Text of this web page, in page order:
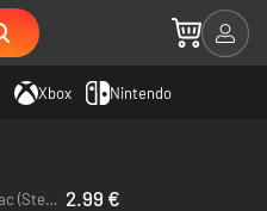
Xbox Nintendo
Gorogoa - PC & Mac (Steam) - Europe & US & Canada 2.99 €